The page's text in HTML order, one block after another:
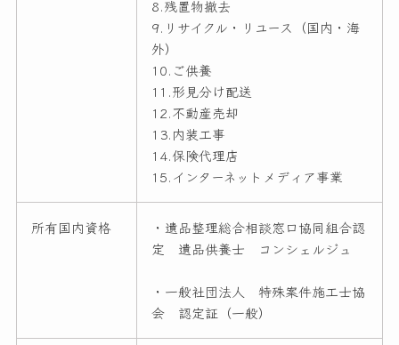
8.残置物撤去
9.リサイクル・リユース（国内・海
外）
10.ご供養
11.形見分け配送
12.不動産売却
13.内装工事
14.保険代理店
15.インターネットメディア事業
所有国内資格
・遺品整理総合相談窓口協同組合認
定 遺品供養士 コンシェルジュ
・一般社団法人 特殊案件施工士協
会 認定証（一般）